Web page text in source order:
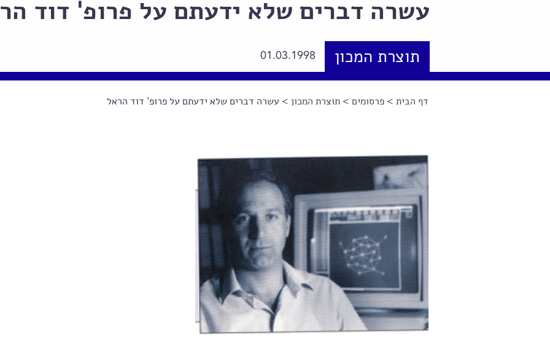
עשרה דברים שלא ידעתם על פרופ' דוד
תוצרת המכון 01.03.1998
הינך נמצא כאן
דף הבית >פרסומים >תוצרת המכון > עשרה דברים שלא ידעתם על פרופ' דוד הראל